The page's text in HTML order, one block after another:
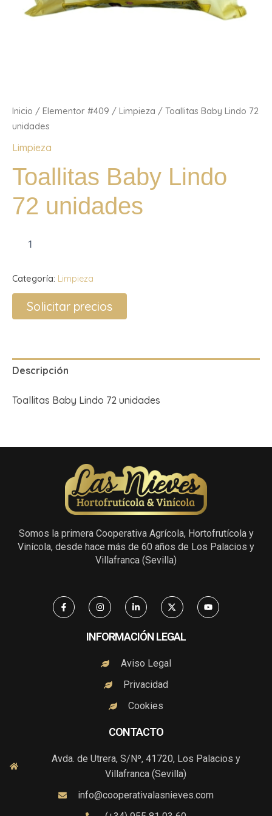
Inicio / Elementor #409 / Limpieza / Toallitas Baby Lindo 72
unidades
Limpieza
Toallitas Baby Lindo
72 unidades
Categoría: Limpieza
Solicitar precios
Descripción
Toallitas Baby Lindo 72 unidades
Somos la primera Cooperativa Agrícola, Hortofrutícola y
Vinícola, desde hace más de 60 años de Los Palacios y
Villafranca (Sevilla)
F
a
c
I
n
s
a
g
a
m
L
i
n
e
d
n
-
n
X
-
t
i
t
e
r
Y
o
u
INFORMACIÓN LEGAL
Aviso Legal
Privacidad
Cookies
CONTACTO
Avda. de Utrera, S/Nº, 41720, Los Palacios y
Villafranca (Sevilla)
info@cooperativalasnieves.com